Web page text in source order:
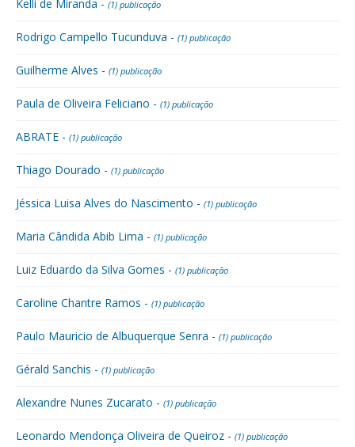
Kelli de Miranda - (1) publicação
Rodrigo Campello Tucunduva - (1) publicação
Guilherme Alves - (1) publicação
Paula de Oliveira Feliciano - (1) publicação
ABRATE - (1) publicação
Thiago Dourado - (1) publicação
Jéssica Luisa Alves do Nascimento - (1) publicação
Maria Cândida Abib Lima - (1) publicação
Luiz Eduardo da Silva Gomes - (1) publicação
Caroline Chantre Ramos - (1) publicação
Paulo Mauricio de Albuquerque Senra - (1) publicação
Gérald Sanchis - (1) publicação
Alexandre Nunes Zucarato - (1) publicação
Leonardo Mendonça Oliveira de Queiroz - (1) publicação